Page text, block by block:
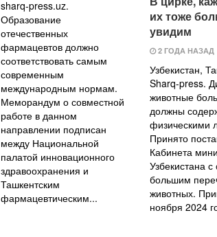
sharq-press.uz.
Образование
отечественных
фармацевтов должно
соответствовать самым
современным
международным нормам.
Меморандум о совместной
работе в данном
направлении подписан
между Национальной
палатой инновационного
здравоохранения и
Ташкентским
фармацевтическим...
их тоже
увидим
2 ГОДА НАЗАД
Узбекистан,
Sharq-press.
животные
должны
физическими
Принято
Кабинета
Узбекистана с
большим
животных.
ноября 2024